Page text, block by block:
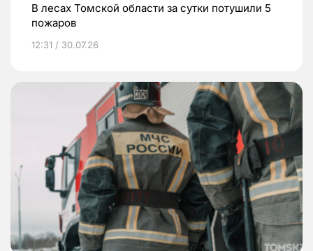
В лесах Томской области за сутки потушили 5
пожаров
12:31 / 30.07.26